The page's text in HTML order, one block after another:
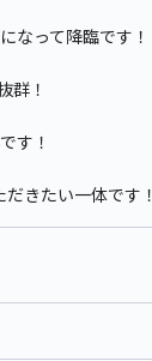
なって降臨です！
群！
す！
きたい一体です！